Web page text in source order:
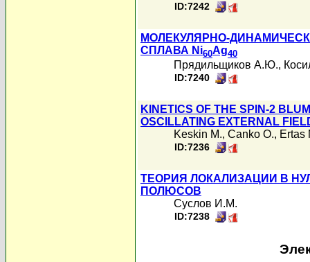
ID:7242
МОЛЕКУЛЯРНО-
СПЛАВА Ni60Ag40
Прядильщиков А.Ю.,
ID:7240
KINETICS OF THE SPIN-2
OSCILLATING EXTERNAL
Keskin M., Canko O., Ertas
ID:7236
ТЕОРИЯ ЛОКАЛИЗАЦИИ В
ПОЛЮСОВ
Суслов И.М.
ID:7238